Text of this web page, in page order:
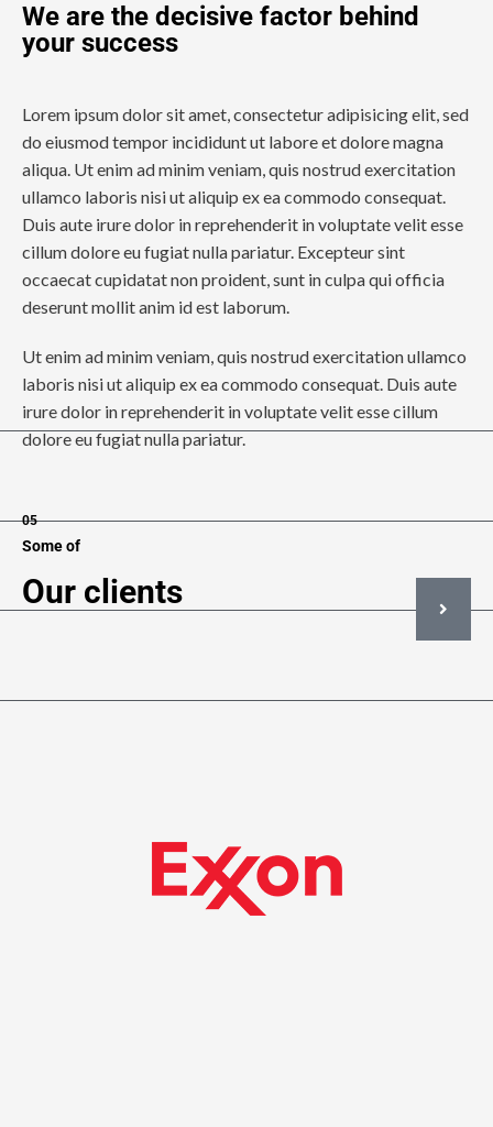
We are the decisive factor behind
your success
Lorem ipsum dolor sit amet, consectetur adipisicing elit, sed
do eiusmod tempor incididunt ut labore et dolore magna
aliqua. Ut enim ad minim veniam, quis nostrud exercitation
ullamco laboris nisi ut aliquip ex ea commodo consequat.
Duis aute irure dolor in reprehenderit in voluptate velit esse
cillum dolore eu fugiat nulla pariatur. Excepteur sint
occaecat cupidatat non proident, sunt in culpa qui officia
deserunt mollit anim id est laborum.
Ut enim ad minim veniam, quis nostrud exercitation ullamco
laboris nisi ut aliquip ex ea commodo consequat. Duis aute
irure dolor in reprehenderit in voluptate velit esse cillum
dolore eu fugiat nulla pariatur.
05
Some of
Our clients